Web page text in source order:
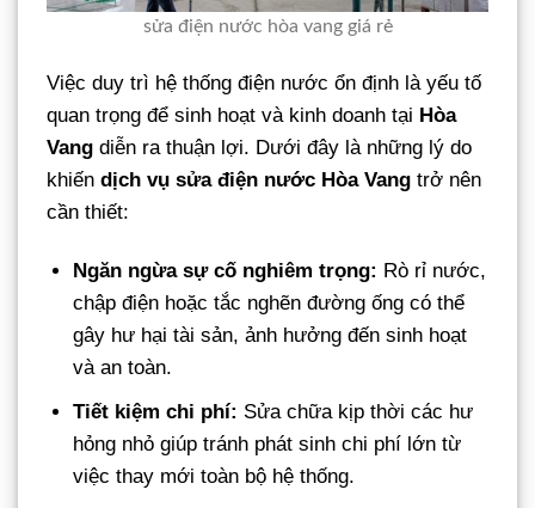
sửa điện nước hòa vang giá rẻ
Việc duy trì hệ thống điện nước ổn định là yếu tố
quan trọng để sinh hoạt và kinh doanh tại Hòa
Vang diễn ra thuận lợi. Dưới đây là những lý do
khiến dịch vụ sửa điện nước Hòa Vang trở nên
cần thiết:
Ngăn ngừa sự cố nghiêm trọng: Rò rỉ nước,
chập điện hoặc tắc nghẽn đường ống có thể
gây hư hại tài sản, ảnh hưởng đến sinh hoạt
và an toàn.
Tiết kiệm chi phí: Sửa chữa kịp thời các hư
hỏng nhỏ giúp tránh phát sinh chi phí lớn từ
việc thay mới toàn bộ hệ thống.